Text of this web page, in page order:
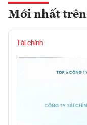
Mới nhất trên
Tài chính